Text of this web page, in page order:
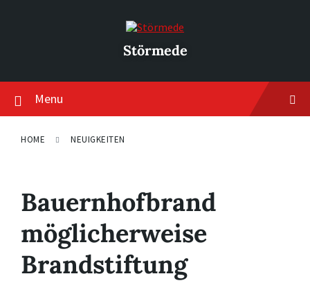
Störmede
Menu
HOME NEUIGKEITEN
Bauernhofbrand
möglicherweise
Brandstiftung